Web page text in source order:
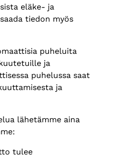
eläke- ja
tiedon myös
puheluita
ja
puhelussa saat
ja
lähetämme aina
tulee